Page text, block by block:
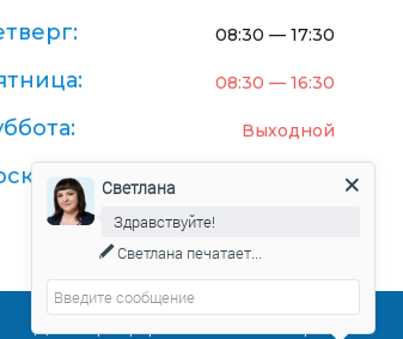
08:30 — 17:30
08:30 — 16:30
Выходной
Договор-оферта поставки товаров
Светлана
Здравствуйте!
Светлана печатает...